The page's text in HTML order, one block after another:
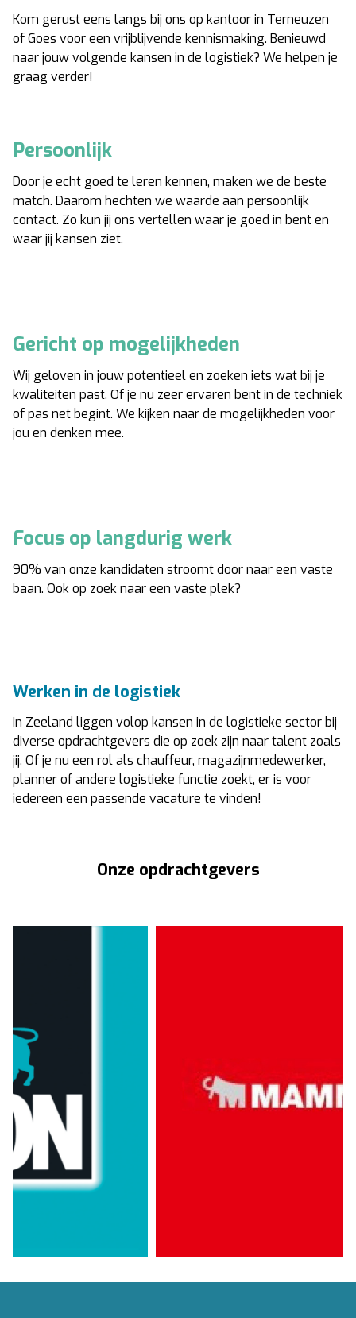
Kom gerust eens langs bij ons op kantoor in Terneuzen
of Goes voor een vrijblijvende kennismaking. Benieuwd
naar jouw volgende kansen in de logistiek? We helpen je
graag verder!
Persoonlijk
Door je echt goed te leren kennen, maken we de beste
match. Daarom hechten we waarde aan persoonlijk
contact. Zo kun jij ons vertellen waar je goed in bent en
waar jij kansen ziet.
Gericht op mogelijkheden
Wij geloven in jouw potentieel en zoeken iets wat bij je
kwaliteiten past. Of je nu zeer ervaren bent in de techniek
of pas net begint. We kijken naar de mogelijkheden voor
jou en denken mee.
Focus op langdurig werk
90% van onze kandidaten stroomt door naar een vaste
baan. Ook op zoek naar een vaste plek?
Werken in de logistiek
In Zeeland liggen volop kansen in de logistieke sector bij
diverse opdrachtgevers die op zoek zijn naar talent zoals
jij. Of je nu een rol als chauffeur, magazijnmedewerker,
planner of andere logistieke functie zoekt, er is voor
iedereen een passende vacature te vinden!
Onze opdrachtgevers